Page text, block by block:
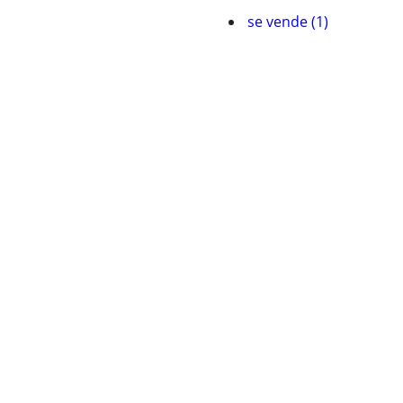
se vende (1)